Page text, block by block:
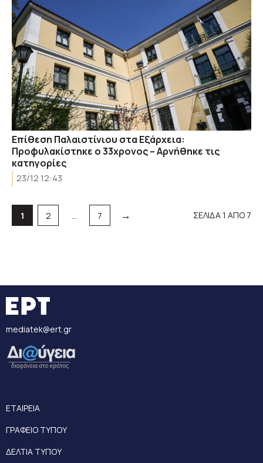
Επίθεση Παλαιστίνιου στα Εξάρχεια:
Προφυλακίστηκε ο 33χρονος – Αρνήθηκε τις
κατηγορίες
23/12 12:43
Σελίδα
1 Σελίδα
2 … Σελίδα
7 → ΣΕΛΙΔΑ 1 ΑΠΟ 7
mediatek@ert.gr
ΕΤΑΙΡΕΙΑ
ΓΡΑΦΕΙΟ ΤΥΠΟΥ
ΔΕΛΤΙΑ ΤΥΠΟΥ